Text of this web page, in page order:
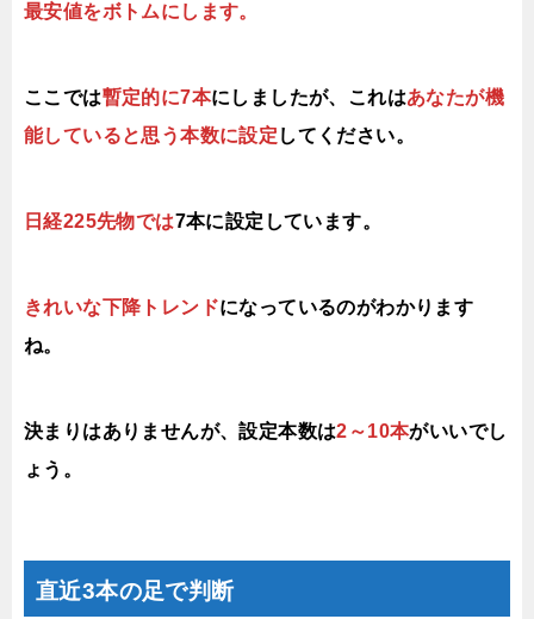
最安値をボトムにします。
ここでは暫定的に7本にしましたが、これはあなたが機
能していると思う本数に設定 してください。
日経225先物では7本に設定しています。
きれいな下降トレンドになっているのがわかります
ね。
決まりはありませんが、設定本数は2～10本がいいでし
ょう。
直近3本の足で判断